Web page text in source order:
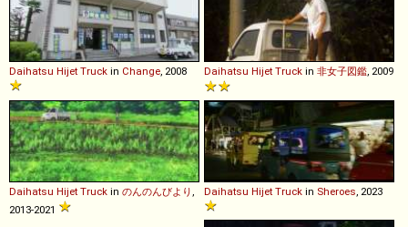
Daihatsu Hijet Truck in Change , 2008 Daihatsu Hijet Truck in 非女子図鑑 , 2009
Daihatsu Hijet Truck in のんのんびより
2013-2021
Daihatsu Hijet Truck in Sheroes , 2023